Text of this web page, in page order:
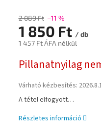
2 089 Ft –11 %
1 850 Ft / db
1 457 Ft ÁFA nélkül
Pillanatnyilag
Várható kézbesítés:
A tétel elfogyott…
Részletes információ